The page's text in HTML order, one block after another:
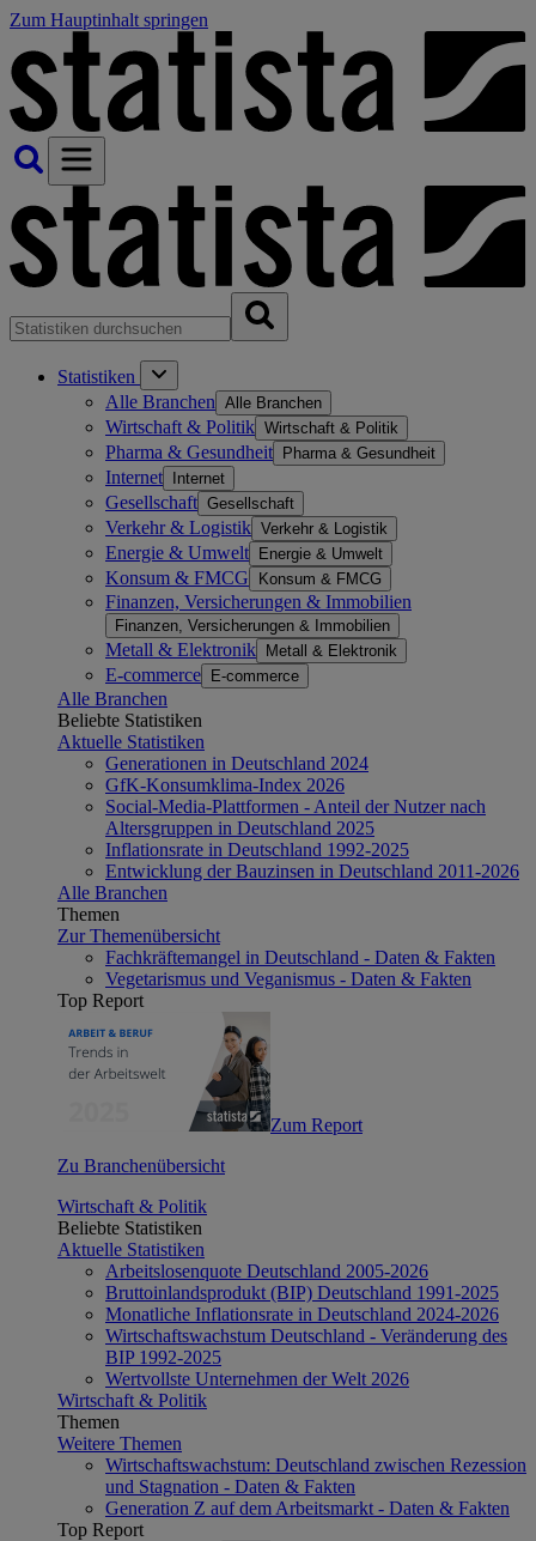
Zum Hauptinhalt springen
Statistiken
Alle Branchen Alle Branchen
Wirtschaft & Politik Wirtschaft & Politik
Pharma & Gesundheit Pharma & Gesundheit
Internet Internet
Gesellschaft Gesellschaft
Verkehr & Logistik Verkehr & Logistik
Energie & Umwelt Energie & Umwelt
Konsum & FMCG Konsum & FMCG
Finanzen, Versicherungen & Immobilien
Finanzen, Versicherungen & Immobilien
Metall & Elektronik Metall & Elektronik
E-commerce E-commerce
Alle Branchen
Beliebte Statistiken
Aktuelle Statistiken
Generationen in Deutschland 2024
GfK-Konsumklima-Index 2026
Social-Media-Plattformen - Anteil der Nutzer nach
Altersgruppen in Deutschland 2025
Inflationsrate in Deutschland 1992-2025
Entwicklung der Bauzinsen in Deutschland 2011-2026
Alle Branchen
Themen
Zur Themenübersicht
Fachkräftemangel in Deutschland - Daten & Fakten
Vegetarismus und Veganismus - Daten & Fakten
Top Report
Zum Report
Zu Branchenübersicht
Wirtschaft & Politik
Beliebte Statistiken
Aktuelle Statistiken
Arbeitslosenquote Deutschland 2005-2026
Bruttoinlandsprodukt (BIP) Deutschland 1991-2025
Monatliche Inflationsrate in Deutschland 2024-2026
Wirtschaftswachstum Deutschland - Veränderung des
BIP 1992-2025
Wertvollste Unternehmen der Welt 2026
Wirtschaft & Politik
Themen
Weitere Themen
Wirtschaftswachstum: Deutschland zwischen Rezession
und Stagnation - Daten & Fakten
Generation Z auf dem Arbeitsmarkt - Daten & Fakten
Top Report